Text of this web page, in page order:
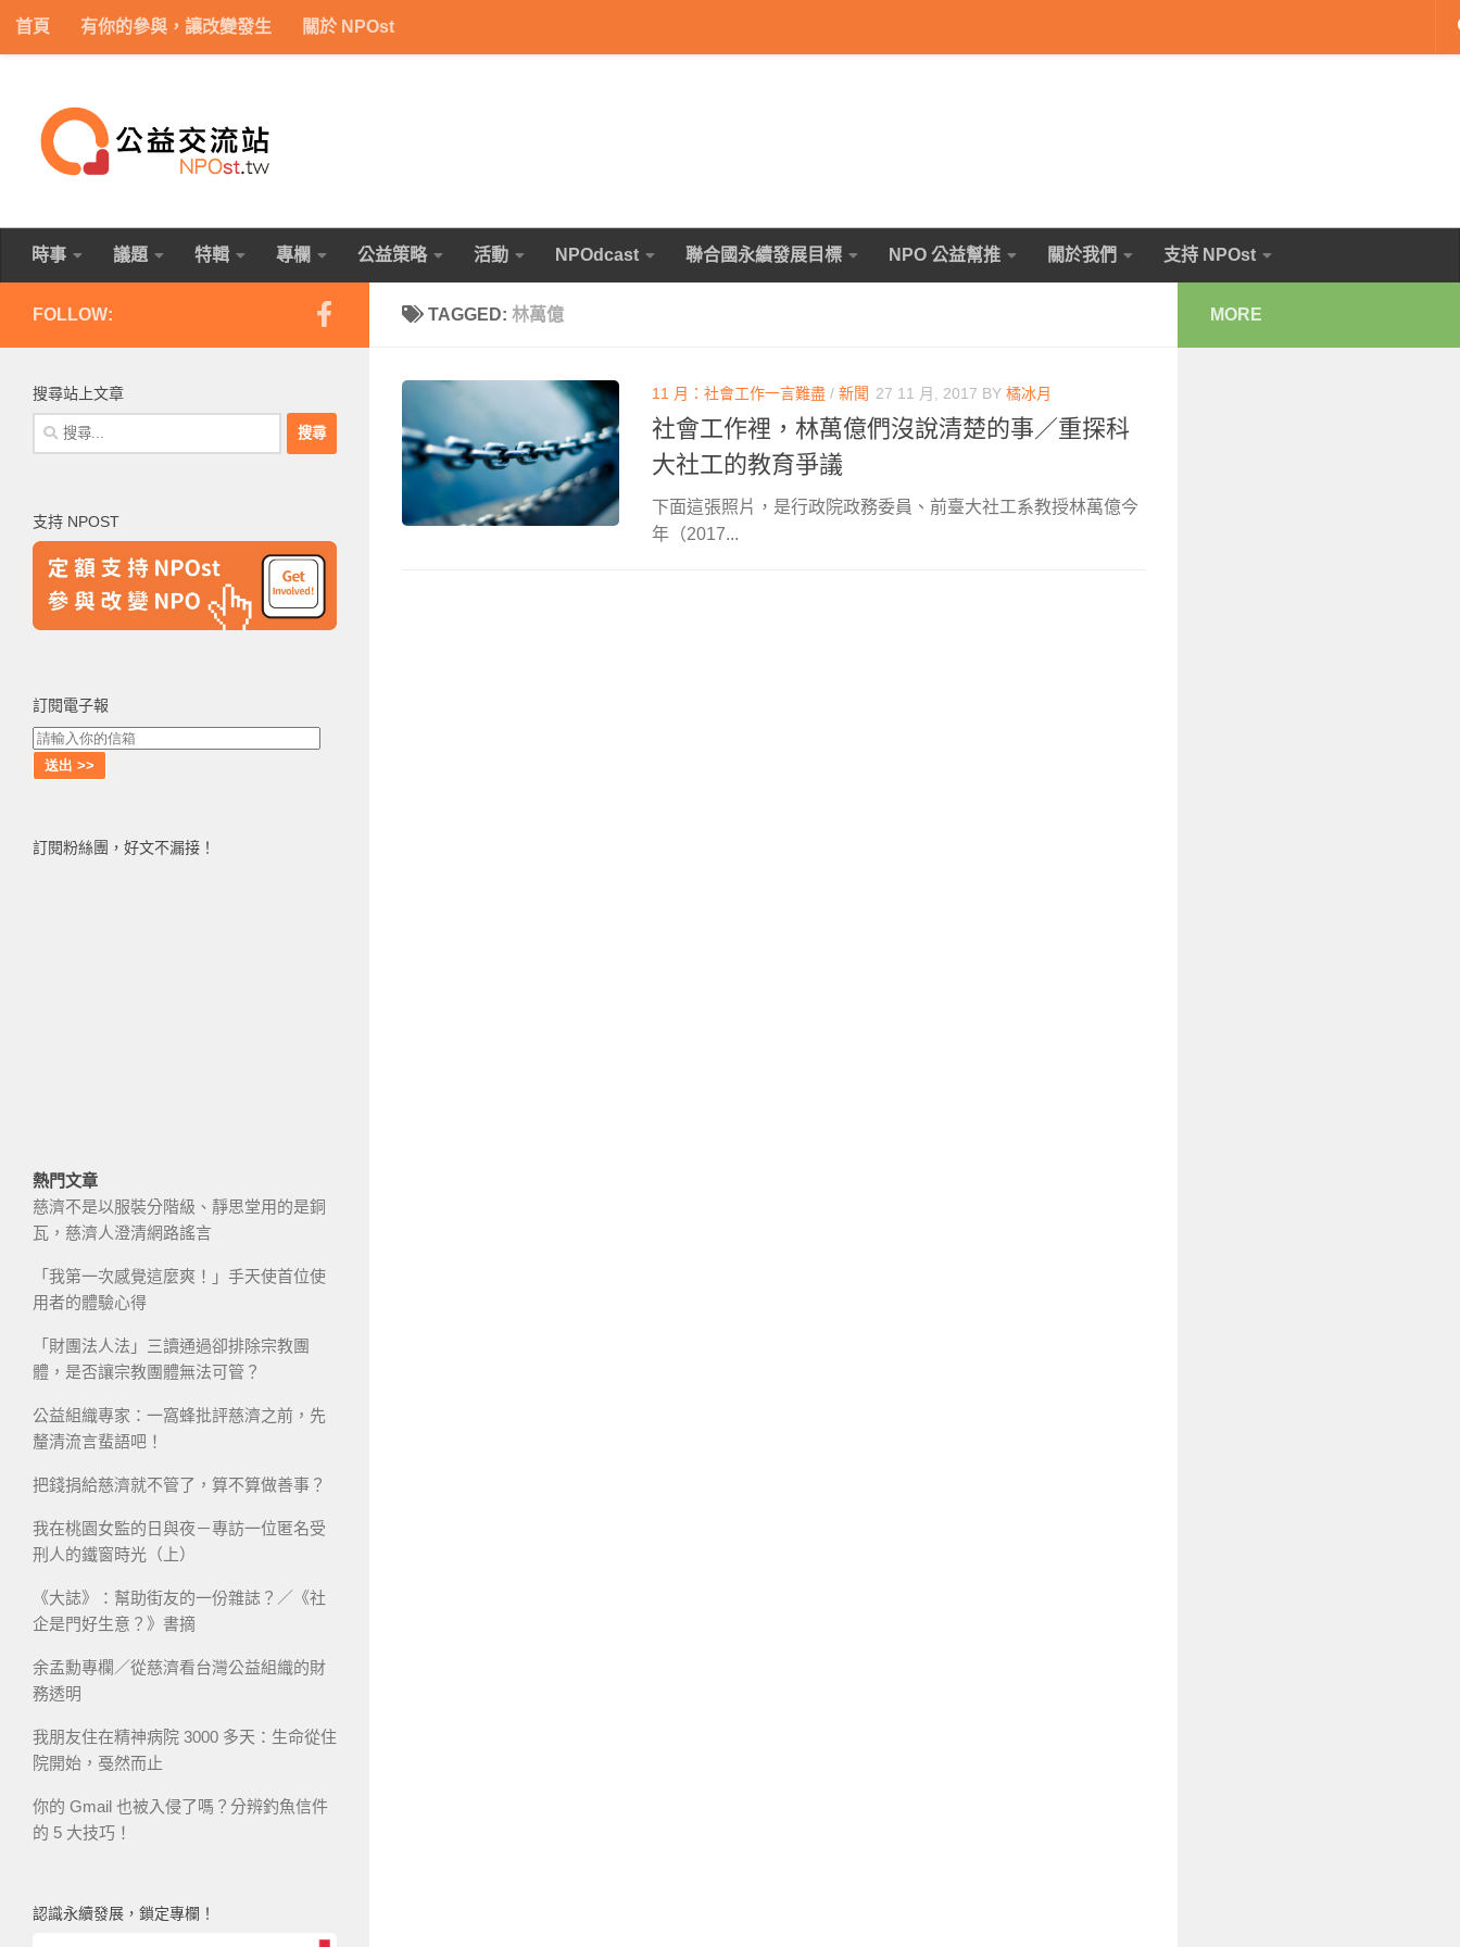
Skip to content
首頁 有你的參與，讓改變發生 關於 NPOst
時事 議題 特輯 專欄 公益策略 活動 NPOdcast 聯合國永續發展目標 NPO 公益幫推 關於我們 支持 NPOst
TAGGED: 林萬億
11 月：社會工作一言難盡 / 新聞 27 11 月, 2017 BY 橘冰月
社會工作裡，林萬億們沒說清楚的事／重探科
大社工的教育爭議
下面這張照片，是行政院政務委員、前臺大社工系教授林萬億今
年（2017...
FOLLOW:
搜尋站上文章
搜
尋
字:
支持 NPOST
訂閱電子報
訂閱粉絲團，好文不漏接！
熱門文章
慈濟不是以服裝分階級、靜思堂用的是銅
瓦，慈濟人澄清網路謠言
「我第一次感覺這麼爽！」手天使首位使
用者的體驗心得
「財團法人法」三讀通過卻排除宗教團
體，是否讓宗教團體無法可管？
公益組織專家：一窩蜂批評慈濟之前，先
釐清流言蜚語吧！
把錢捐給慈濟就不管了，算不算做善事？
我在桃園女監的日與夜－專訪一位匿名受
刑人的鐵窗時光（上）
《大誌》：幫助街友的一份雜誌？／《社
企是門好生意？》書摘
余孟勳專欄／從慈濟看台灣公益組織的財
務透明
我朋友住在精神病院 3000 多天：生命從住
院開始，戞然而止
你的 Gmail 也被入侵了嗎？分辨釣魚信件
的 5 大技巧！
認識永續發展，鎖定專欄！
MORE